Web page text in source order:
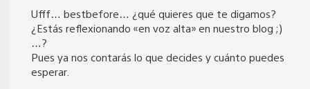
Ufff… bestbefore… ¿qué quieres que te digamos?
¿Estás reflexionando «en voz alta» en nuestro blog ;)
…?
Pues ya nos contarás lo que decides y cuánto puedes
esperar.